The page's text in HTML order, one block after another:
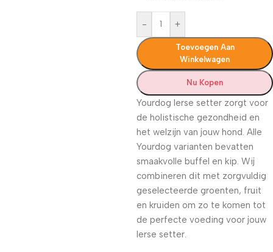
- +
Toevoegen Aan
Winkelwagen
Nu Kopen
Yourdog Ierse setter zorgt voor
de holistische gezondheid en
het welzijn van jouw hond. Alle
Yourdog varianten bevatten
smaakvolle buffel en kip. Wij
combineren dit met zorgvuldig
geselecteerde groenten, fruit
en kruiden om zo te komen tot
de perfecte voeding voor jouw
Ierse setter.